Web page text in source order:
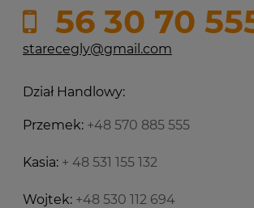
56 30 70
starecegly@gmail.com
Dział Handlowy:
Przemek: +48 570 885 555
Kasia: + 48 531 155 132
Wojtek: +48 530 112 694